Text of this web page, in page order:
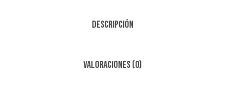
Descripción
Valoraciones (0)